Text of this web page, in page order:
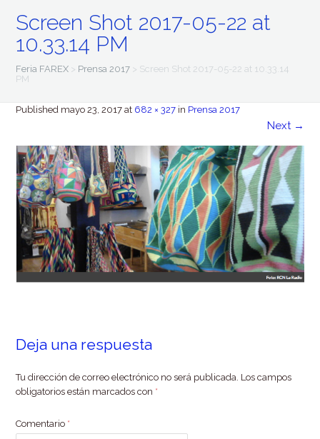
Screen Shot 2017-05-22 at
10.33.14 PM
Feria FAREX > Prensa 2017 > Screen Shot 2017-05-22 at 10.33.14
PM
Published mayo 23, 2017 at 682 × 327 in Prensa 2017
Next →
Deja una respuesta
Tu dirección de correo electrónico no será publicada. Los campos
obligatorios están marcados con *
Comentario *